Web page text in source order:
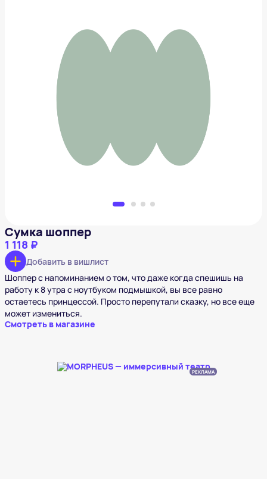
Сумка шоппер
1 118 ₽
Добавить в вишлист
Шоппер с напоминанием о том, что даже когда спешишь на
работу к 8 утра с ноутбуком подмышкой, вы все равно
остаетесь принцессой. Просто перепутали сказку, но все еще
может измениться.
Смотреть в магазине
РЕКЛАМА